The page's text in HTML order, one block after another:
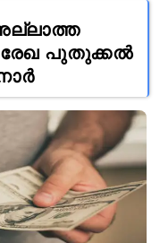
രേഖ പുതുക്കൽ